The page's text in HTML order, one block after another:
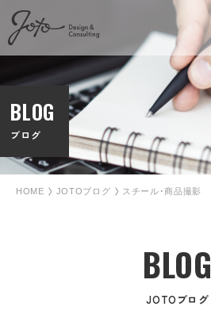
BLOG
ブログ
HOME JOTOブログ スチール･商品撮影
BLOG
JOTOブログ